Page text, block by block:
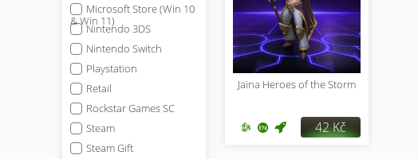
Microsoft Store (Win 10
& Win 11)
Nintendo 3DS
Nintendo Switch
Playstation
Retail
Rockstar Games SC
Steam
Steam Gift
Jaina Heroes of the Storm
42 Kč